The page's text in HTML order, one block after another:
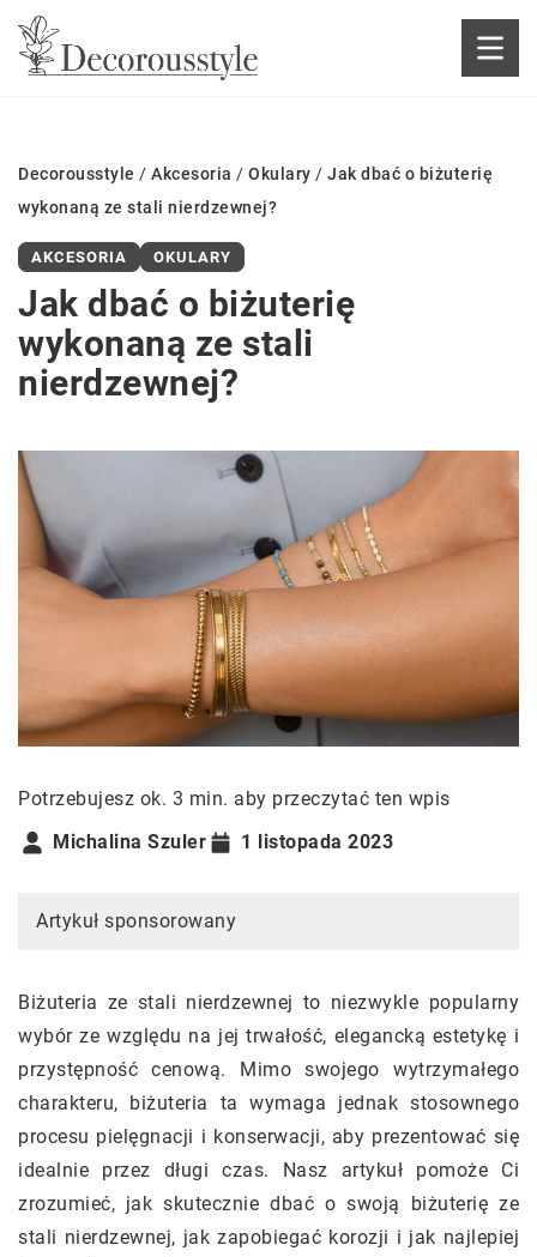
Decorousstyle / Akcesoria / Okulary / Jak dbać o biżuterię
wykonaną ze stali nierdzewnej?
AKCESORIA OKULARY
Jak dbać o biżuterię
wykonaną ze stali
nierdzewnej?
Potrzebujesz ok. 3 min. aby przeczytać ten wpis
Michalina Szuler
1 listopada 2023
Artykuł sponsorowany
Biżuteria ze stali nierdzewnej to niezwykle popularny
wybór ze względu na jej trwałość, elegancką estetykę i
przystępność cenową. Mimo swojego wytrzymałego
charakteru, biżuteria ta wymaga jednak stosownego
procesu pielęgnacji i konserwacji, aby prezentować się
idealnie przez długi czas. Nasz artykuł pomoże Ci
zrozumieć, jak skutecznie dbać o swoją biżuterię ze
stali nierdzewnej, jak zapobiegać korozji i jak najlepiej